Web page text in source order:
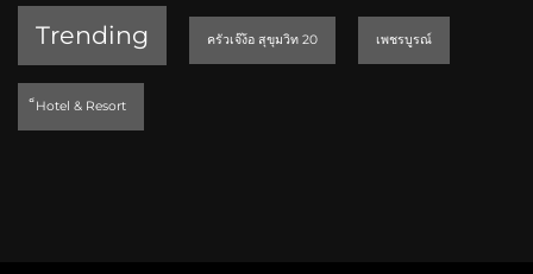
Trending ครัวเจ๊ง้อ สุขุมวิท 20 เพชรบูรณ์
็Hotel & Resort